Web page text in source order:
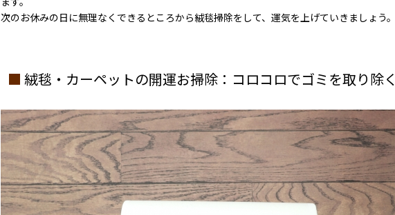
次のお休みの日に無理なくできるところから絨毯掃除をして、運気を上げていきましょう。
絨毯・カーペットの開運お掃除：コロコロでゴミを取り除く